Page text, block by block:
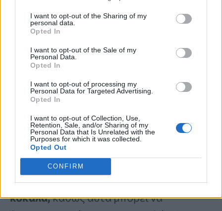
I want to opt-out of the Sharing of my
personal data.
Opted In
I want to opt-out of the Sale of my
Personal Data.
Opted In
I want to opt-out of processing my
Personal Data for Targeted Advertising.
Opted In
I want to opt-out of Collection, Use,
Retention, Sale, and/or Sharing of my
Personal Data that Is Unrelated with the
Purposes for which it was collected.
Opted Out
CONFIRM
κινδύνους,όπως βακτηριακή μόλυνση
αποφράξεις.Για να δώσετε ωμά κόκαλα
μεγάλακόκαλααπόαξιόπιστους
προμηθευτές,παρακολουθείτε τον
σκύλο σας όταν τα καταναλώνει και
ποτέ μην του δίνετεμαγειρεμένα
κόκαλα,καθώς αυτά μπορεί να